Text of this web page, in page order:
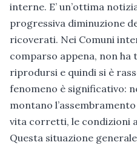
interne. E’ un’ottima
progressiva diminuzione
ricoverati. Nei Comuni
comparso appena, non
riprodursi e quindi si è
fenomeno è significativo:
montano
vita corretti, le condizioni
Questa situazione